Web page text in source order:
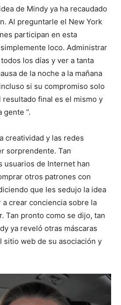
de Mindy ya ha recaudado
Al preguntarle el New York
participan en esta
loco. Administrar
los días y ver a tanta
de la noche a la mañana
si su compromiso solo
resultado final es el mismo y
gente ”.
creatividad y las redes
sorprendente. Tan
usuarios de Internet han
otros patrones con
que les sedujo la idea
crear conciencia sobre la
Tan pronto como se dijo, tan
ya reveló otras máscaras
web de su asociación y